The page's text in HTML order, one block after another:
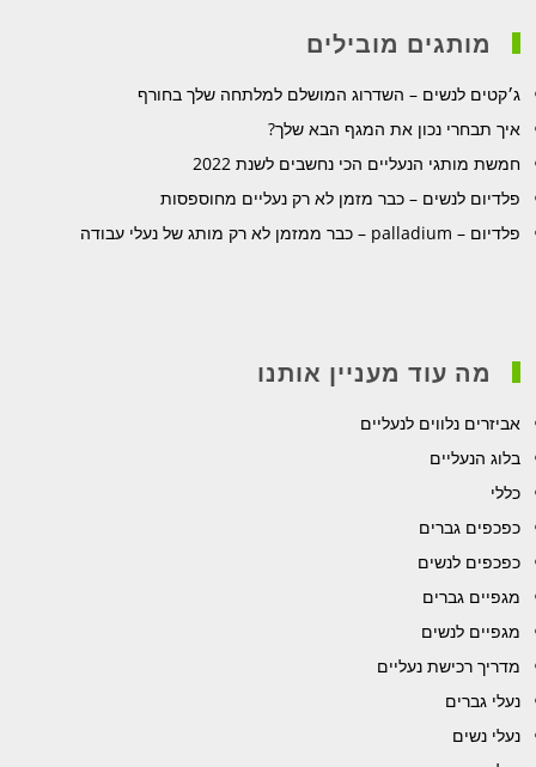
מותגים מובילים
ג׳קטים לנשים – השדרוג המושלם למלתחה שלך בחורף
איך תבחרי נכון את המגף הבא שלך?
חמשת מותגי הנעליים הכי נחשבים לשנת 2022
פלדיום לנשים – כבר מזמן לא רק נעליים מחוספסות
פלדיום – palladium – כבר ממזמן לא רק מותג של נעלי עבודה
מה עוד מעניין אותנו
אביזרים נלווים לנעליים
בלוג הנעליים
כללי
כפכפים גברים
כפכפים לנשים
מגפיים גברים
מגפיים לנשים
מדריך רכישת נעליים
נעלי גברים
נעלי נשים